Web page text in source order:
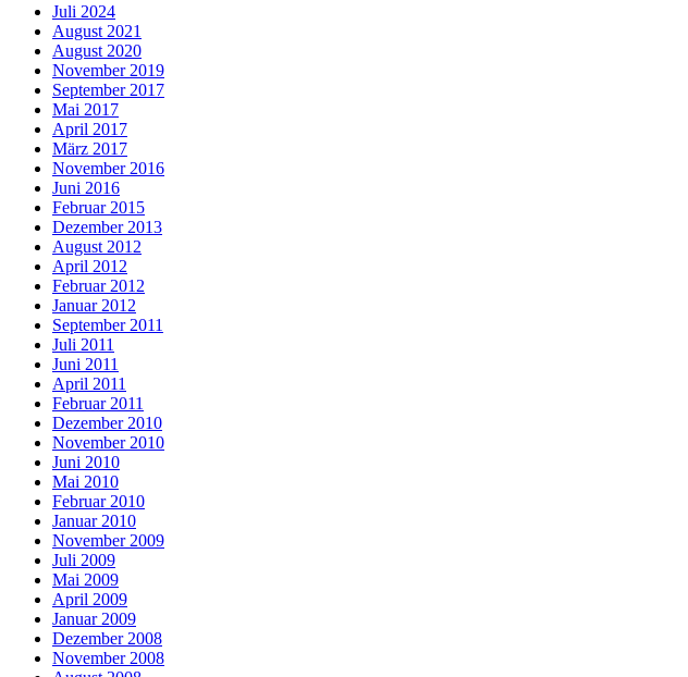
Juli 2024
August 2021
August 2020
November 2019
September 2017
Mai 2017
April 2017
März 2017
November 2016
Juni 2016
Februar 2015
Dezember 2013
August 2012
April 2012
Februar 2012
Januar 2012
September 2011
Juli 2011
Juni 2011
April 2011
Februar 2011
Dezember 2010
November 2010
Juni 2010
Mai 2010
Februar 2010
Januar 2010
November 2009
Juli 2009
Mai 2009
April 2009
Januar 2009
Dezember 2008
November 2008